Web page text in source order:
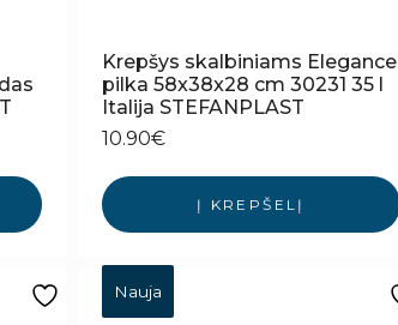
Krepšys skalbiniams Elegance
pilka 58x38x28 cm 30231 35 l
Italija STEFANPLAST
10.90€
Į KREPŠELĮ
Nauja